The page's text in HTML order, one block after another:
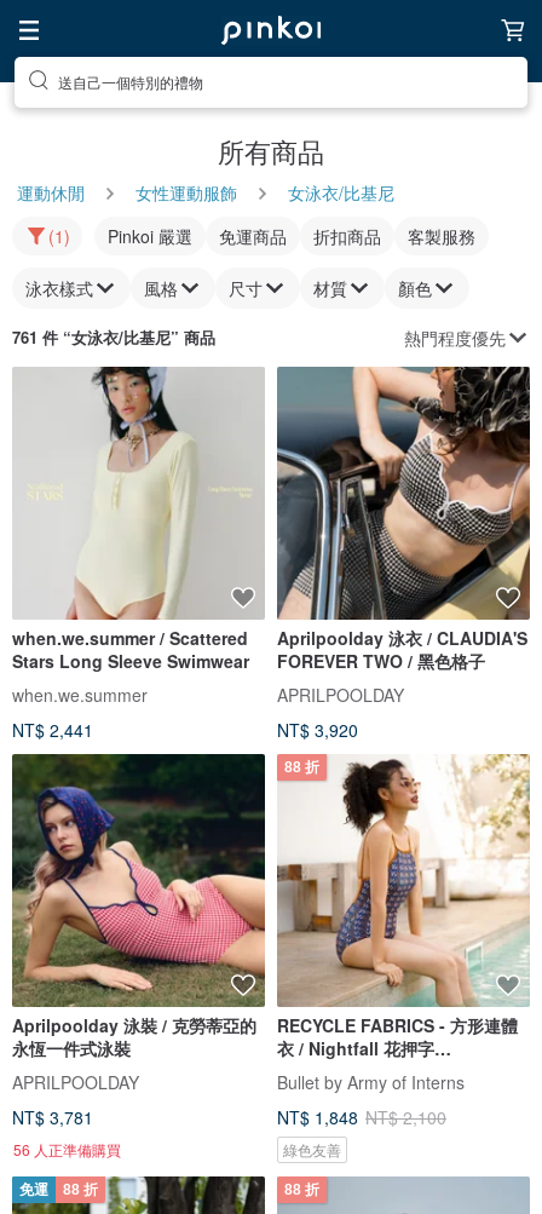
送自己一個特別的禮物
所有商品
運動休閒 女性運動服飾
女泳衣/比基尼
(1)
Pinkoi 嚴選 免運商品 折扣商品 客製服務
泳衣樣式 風格 尺寸 材質 顏色
761 件 “女泳衣/比基尼” 商品 熱門程度優先
when.we.summer / Scattered
Stars Long Sleeve Swimwear
when.we.summer
NT$ 2,441
Aprilpoolday 泳衣 / CLAUDIA'S
FOREVER TWO / 黑色格子
APRILPOOLDAY
NT$ 3,920
Aprilpoolday 泳裝 / 克勞蒂亞的
永恆一件式泳裝
APRILPOOLDAY
NT$ 3,781
56 人正準備購買
88 折
RECYCLE FABRICS - 方形連體
衣 / Nightfall 花押字
BLT064NIGH
Bullet by Army of Interns
NT$ 1,848 NT$ 2,100
綠色友善
免運 88 折 88 折